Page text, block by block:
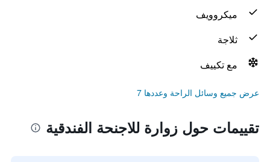
ميكروويف
ثلاجة
مع تكييف
عرض جميع وسائل الراحة وعددها 7
تقييمات حول زوارة للاجنحة الفندقية